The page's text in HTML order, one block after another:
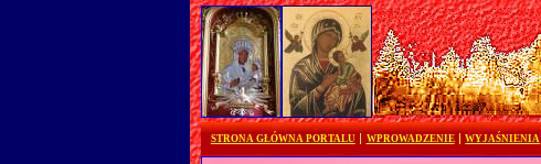
STRONA GŁÓWNA PORTALU WPROWADZENIE WYJAŚNIENIA